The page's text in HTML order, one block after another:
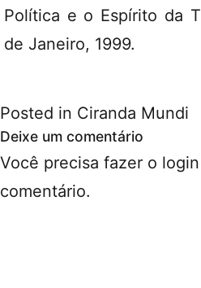
Política e o Espírito da
de Janeiro, 1999.
Posted in Ciranda Mundi
Deixe um comentário
Você precisa fazer o login
comentário.